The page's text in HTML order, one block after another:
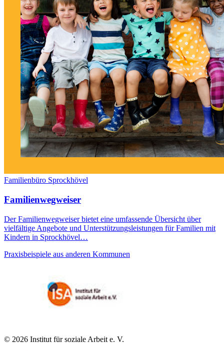
Familienbüro Sprockhövel
Familienwegweiser
Der Familienwegweiser bietet eine umfassende Übersicht über
vielfältige Angebote und Unterstützungsleistungen für Familien mit
Kindern in Sprockhövel…
Praxisbeispiele aus anderen Kommunen
© 2026 Institut für soziale Arbeit e. V.